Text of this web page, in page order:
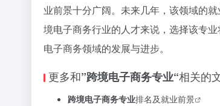
业前景十分广阔。未来几年，该领域的
境电子商务行业的人才来说，选择该专
电子商务领域的发展与进步。
更多和”跨境电子商务专业“相关的
跨境电子商务专业排名及就业前景